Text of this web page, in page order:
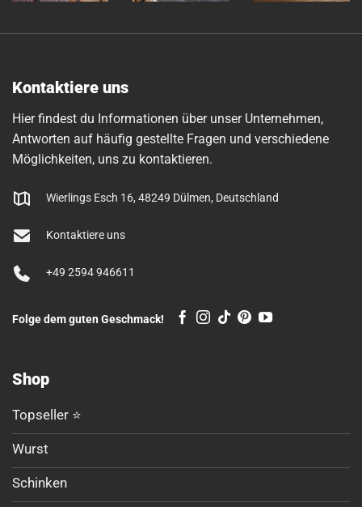
Kontaktiere uns
Hier findest du Informationen über unser Unternehmen,
Antworten auf häufig gestellte Fragen und verschiedene
Möglichkeiten, uns zu kontaktieren.
Wierlings Esch 16, 48249 Dülmen, Deutschland
Kontaktiere uns
+49 2594 946611
Folge dem guten Geschmack!
Shop
Topseller ⭐
Wurst
Schinken